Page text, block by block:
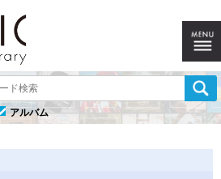
アルバム